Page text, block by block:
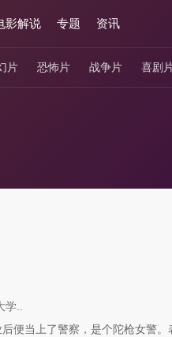
影解说 专题 资讯
片 恐怖片 战争片 喜剧
..
便当上了警察，是个陀枪女警